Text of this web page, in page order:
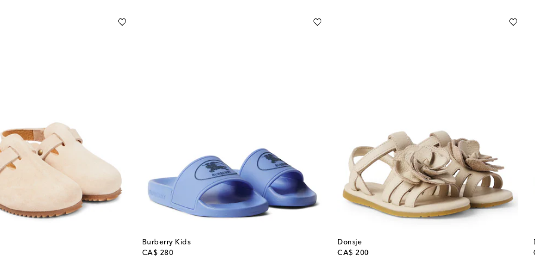
Burberry Kids
CA$ 280
original price
Donsje
CA$ 200
original price